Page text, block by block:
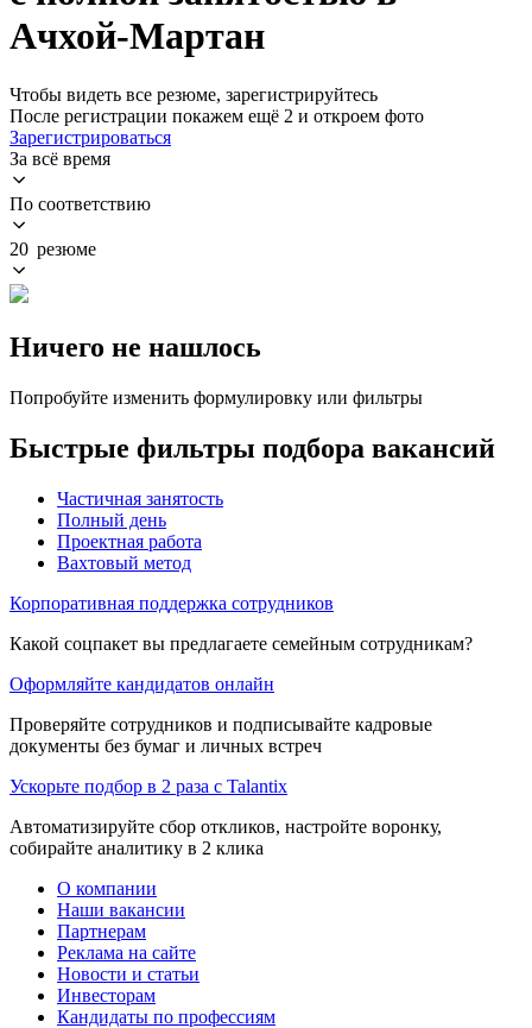
Ачхой-Мартан
Чтобы видеть все резюме, зарегистрируйтесь
После регистрации покажем ещё 2 и откроем фото
Зарегистрироваться
За всё время
По соответствию
20 резюме
Ничего не нашлось
Попробуйте изменить формулировку или фильтры
Быстрые фильтры подбора вакансий
Частичная занятость
Полный день
Проектная работа
Вахтовый метод
Корпоративная поддержка сотрудников
Какой соцпакет вы предлагаете семейным сотрудникам?
Оформляйте кандидатов онлайн
Проверяйте сотрудников и подписывайте кадровые
документы без бумаг и личных встреч
Ускорьте подбор в 2 раза с Talantix
Автоматизируйте сбор откликов, настройте воронку,
собирайте аналитику в 2 клика
О компании
Наши вакансии
Партнерам
Реклама на сайте
Новости и статьи
Инвесторам
Кандидаты по профессиям